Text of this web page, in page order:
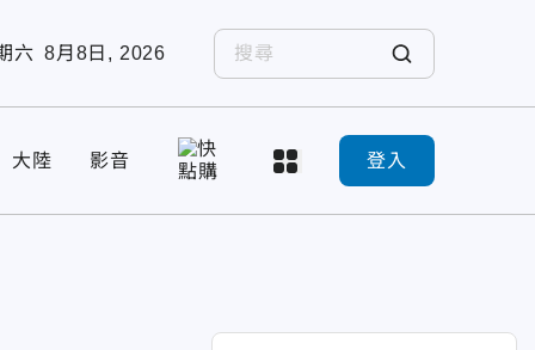
六 8月8日, 2026
大陸 影音 登入